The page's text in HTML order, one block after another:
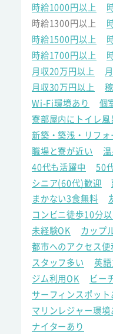
時給1000円以上
時給1300円以上
時給1500円以上
時給1700円以上
月収20万円以上
月収30万円以上
Wi-Fi環境あり
個
寮部屋内にトイレ風
新築・築浅・リフ
職場と寮が近い
40代も活躍中
50
シニア(60代)歓迎
まかない3食無料
コンビニ徒歩10分
未経験OK
カップ
都市へのアクセス便
スタッフ多い
英
ジム利用OK
ビー
サーフィンスポット
マリンレジャー環境
ナイターあり